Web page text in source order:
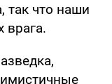
так что наши
врага.